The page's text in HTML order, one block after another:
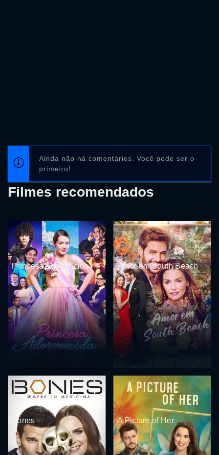
Ainda não há comentários. Você pode ser o
primeiro!
Filmes recomendados
Princesa Adormecida Amor em South Beach
Bones A Picture of Her